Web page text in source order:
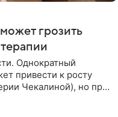
грозить
Однократный
привести к росту
Чекалиной), но при